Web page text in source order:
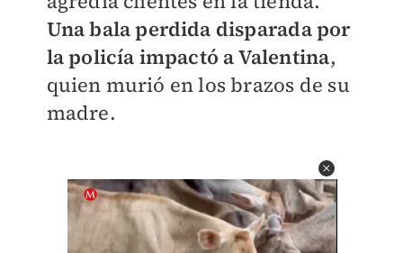
Una bala perdida disparada por
la policía impactó a Valentina,
quien murió en los brazos de su
madre.